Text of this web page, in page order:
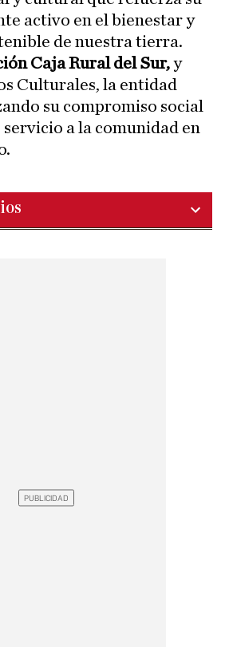
activo en el bienestar y
de nuestra tierra.
Caja Rural del Sur,y
Culturales, la entidad
su compromiso social
servicio a la comunidad en